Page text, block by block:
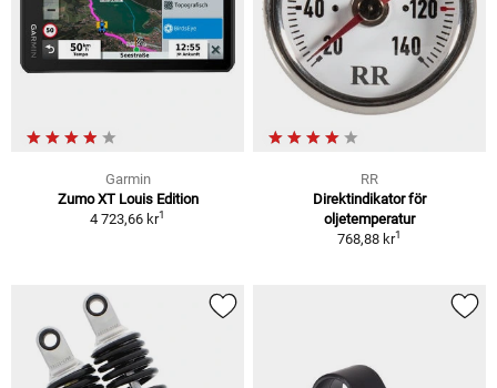
Garmin
Zumo XT Louis Edition
4 723,66 kr1
RR
Direktindikator för
oljetemperatur
768,88 kr1